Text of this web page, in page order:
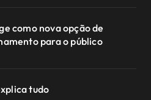
como nova opção de
para o público
tudo